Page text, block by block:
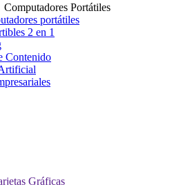
Computadores Portátiles
portátiles
2 en 1
Contenido
Gráficas